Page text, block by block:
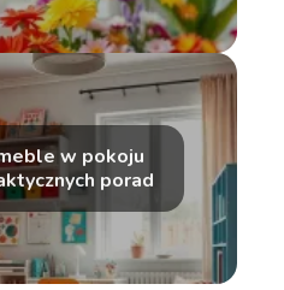
w pokoju
porad